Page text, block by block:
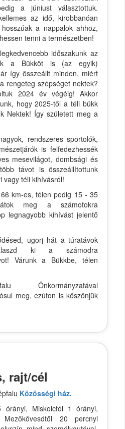
a júniust választottuk.
az idő, kirobbanóan
a nappalok ahhoz,
tenni a természetben!
időszakunk az
a Bükköt is (az egyik)
így összeállt minden, miért
rengeteg szépséget nektek?
2024 év végéig! Akkor
hogy 2025-től a téli bükk
Nektek! Így született meg a
rendszeres sportolók,
is felfedezhessék
mesevilágot, dombsági és
távot is összeállítottunk
vagy téli kihívásról!
km-es, télen pedig 15 - 35
meg a számotokra
legnagyobb kihívást jelentő
ugorj hát a túratávok
ki a számodra
Várunk a Bükkbe, télen
Önkormányzatával
meg, ezúton is köszönjük
rajt/cél
Közösségi ház.
órányi, Miskolctól 1 órányi,
20 percnyi